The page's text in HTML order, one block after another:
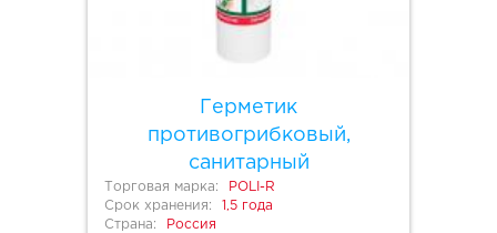
Герметик
противогрибковый,
санитарный
Торговая марка:
POLI-R
Срок хранения:
1,5 года
Страна:
Россия